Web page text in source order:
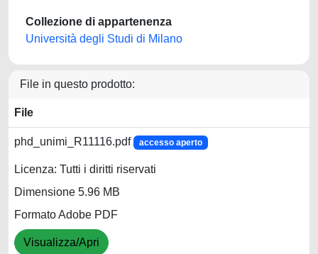
Collezione di appartenenza
Università degli Studi di Milano
File in questo prodotto:
File
phd_unimi_R11116.pdf accesso aperto
Licenza: Tutti i diritti riservati
Dimensione 5.96 MB
Formato Adobe PDF
Visualizza/Apri